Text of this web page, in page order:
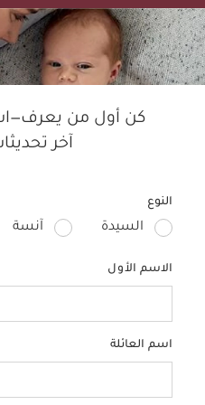
تنزيلات الصيف! تسوقي
كن أول من
آخر
النوع
السيدة آنسة
الاسم الأول
اسم العائلة